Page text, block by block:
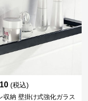
(税込)
収納 壁掛け式強化ガラス